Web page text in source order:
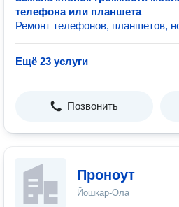
телефона или планшета
Ремонт телефонов, планшетов,
Ещё 23 услуги
Позвонить
Проноут
Йошкар-Ола